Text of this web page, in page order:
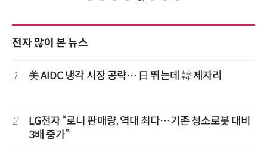
전자 많이 본 뉴스
1 美 AIDC 냉각 시장 공략… 日 뛰는데 韓 제자리
2
LG전자 “로니 판매량, 역대 최다…기존 청소로봇 대비
3배 증가”